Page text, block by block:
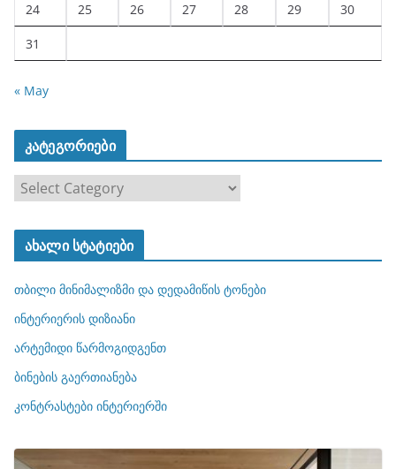
24 25 26 27 28 29 30
31
« May
კატეგორიები
ტ
ო
რ
ბ
ი
ახალი სტატიები
თბილი მინიმალიზმი და დედამიწის ტონები
ინტერიერის დიზიანი
არტემიდი წარმოგიდგენთ
ბინების გაერთიანება
კონტრასტები ინტერიერში